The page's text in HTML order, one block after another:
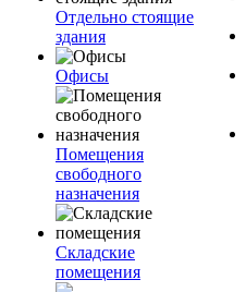
Отдельно стоящие
здания
Офисы
Помещения
свободного
назначения
Складские
помещения